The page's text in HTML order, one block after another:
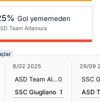
Gol yememeden
Team Altamura
8/02 2025
ASD Team Altamura0
SSC Giugliano 1
29/09
SSC